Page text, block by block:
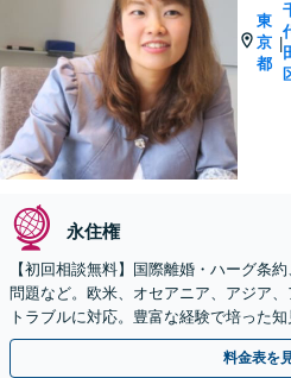
東
京
都
|
永住権
【初回相談無料】国際離婚・ハーグ条
問題など。欧米、オセアニア、アジア
トラブルに対応。豊富な経験で培った
「頭」に満足いただく解決を目指しま
料金表を